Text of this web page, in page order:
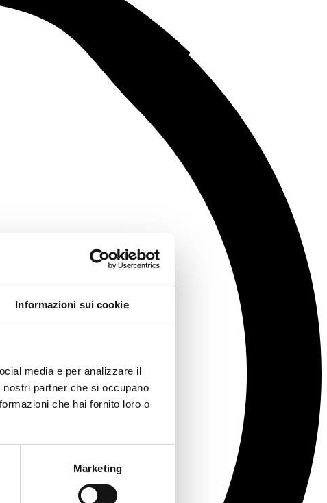
Informazioni sui cookie
media e per analizzare il
partner che si occupano
che hai fornito loro o
Marketing